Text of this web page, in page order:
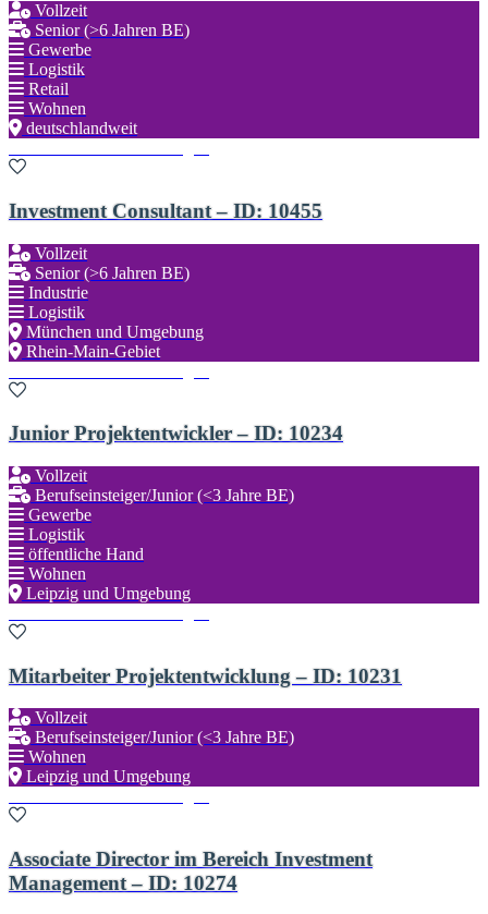
Vollzeit
Senior (>6 Jahren BE)
Gewerbe
Logistik
Retail
Wohnen
deutschlandweit
Investment Consultant – ID: 10455
Vollzeit
Senior (>6 Jahren BE)
Industrie
Logistik
München und Umgebung
Rhein-Main-Gebiet
Junior Projektentwickler – ID: 10234
Vollzeit
Berufseinsteiger/Junior (<3 Jahre BE)
Gewerbe
Logistik
öffentliche Hand
Wohnen
Leipzig und Umgebung
Mitarbeiter Projektentwicklung – ID: 10231
Vollzeit
Berufseinsteiger/Junior (<3 Jahre BE)
Wohnen
Leipzig und Umgebung
Associate Director im Bereich Investment
Management – ID: 10274